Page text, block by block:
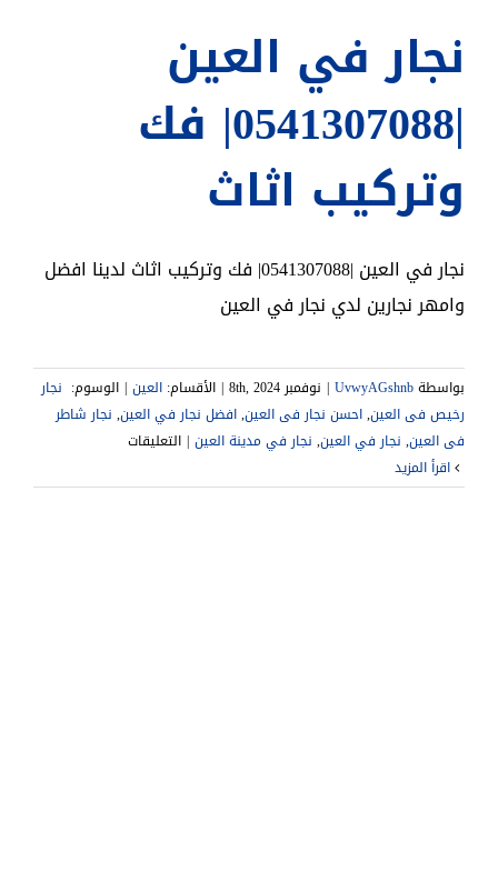
نجار في العين
|0541307088| فك
وتركيب اثاث
نجار في العين |0541307088| فك وتركيب اثاث لدينا افضل
وامهر نجارين لدي نجار في العين
بواسطةUvwyAGshnb
| نوفمبر 8th, 2024 | الأقسام: العين | الوسوم: ‎ ‎نجار
رخيص فى العين,
,افضل نجار في العين, ‎نجار شاطر
فى العين, نجار في العين, نجار في مدينة العين | التعليقاتعلى
في